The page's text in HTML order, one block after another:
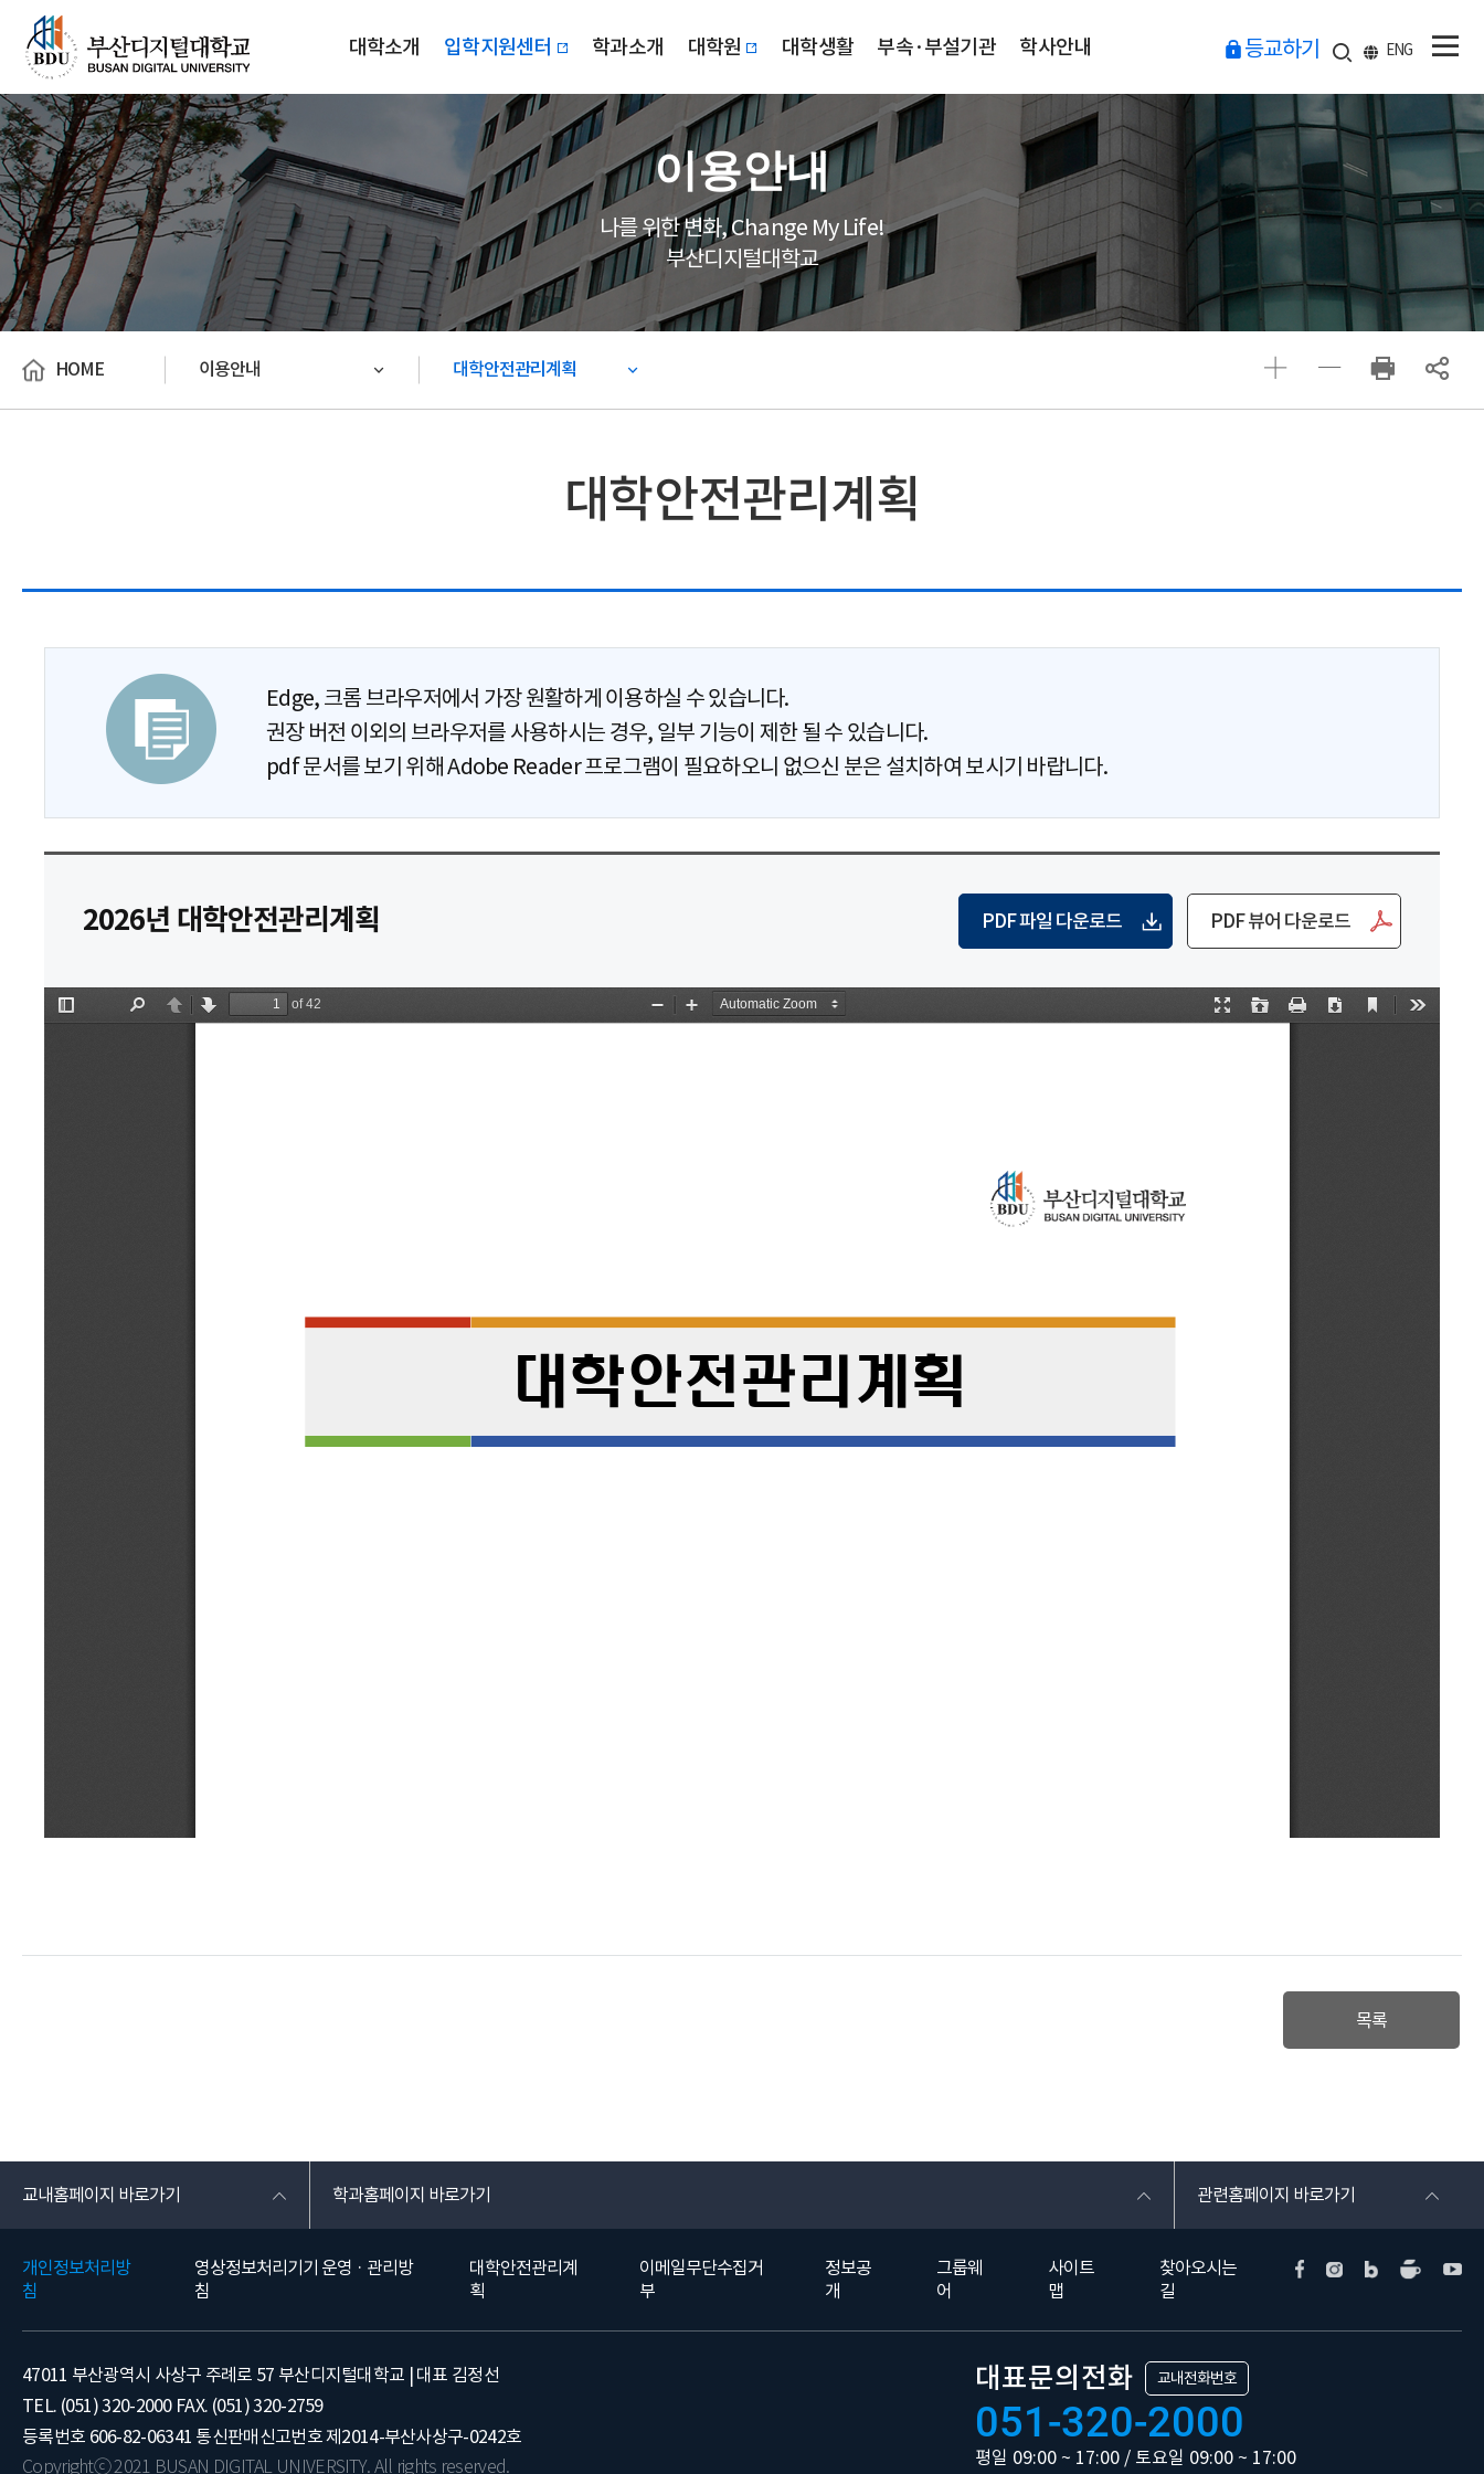
대학소개 입학지원센터 학과소개 대학원 대학생활 부속·부설기관 학사안내 등교하기 ENG
이용안내
나를 위한 변화, Change My Life!
부산디지털대학교
HOME 이용안내 대학안전관리계획
대학안전관리계획
Edge, 크롬 브라우저에서 가장 원활하게 이용하실 수 있습니다.
권장 버전 이외의 브라우저를 사용하시는 경우, 일부 기능이 제한 될 수 있습니다.
pdf 문서를 보기 위해 Adobe Reader 프로그램이 필요하오니 없으신 분은 설치하여 보시기 바랍니다.
2026년 대학안전관리계획 PDF 파일 다운로드 PDF 뷰어 다운로드
목록
교내홈페이지 바로가기 학과홈페이지 바로가기 관련홈페이지 바로가기
개인정보처리방
침
영상정보처리기기 운영 · 관리방
침
대학안전관리계
획
이메일무단수집거
부
정보공
개
그룹웨
어
사이트
맵
찾아오시는
길
47011 부산광역시 사상구 주례로 57 부산디지털대학교 | 대표 김정선
TEL. (051) 320-2000 FAX. (051) 320-2759
등록번호 606-82-06341 통신판매신고번호 제2014-부산사상구-0242호
Copyrightⓒ 2021 BUSAN DIGITAL UNIVERSITY. All rights reserved.
대표문의전화 교내전화번호
051-320-2000
평일 09:00 ~ 17:00 / 토요일 09:00 ~ 17:00